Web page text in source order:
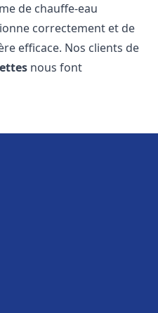
de chauffe-eau
correctement et de
efficace. Nos clients de
nous font